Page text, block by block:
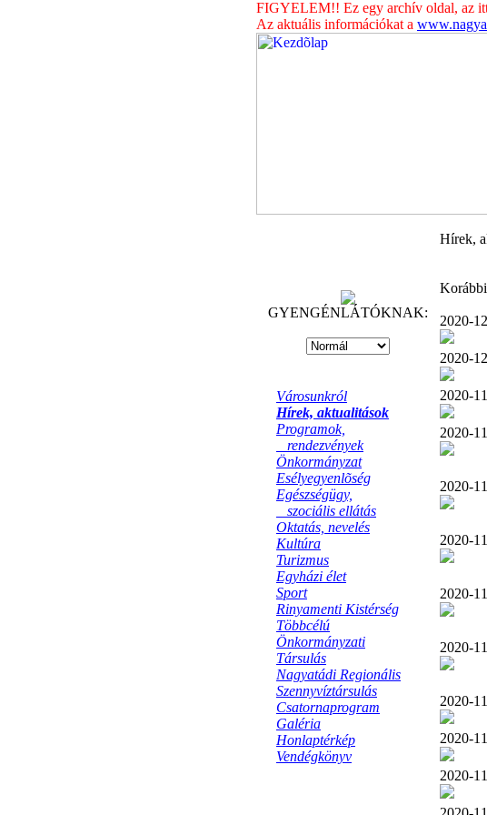
FIGYELEM!! Ez egy archív oldal, az
Az aktuális információkat a
GYENGÉNLÁTÓKNAK:
Városunkról
Hírek, aktualitások
Programok,
rendezvények
Önkormányzat
Esélyegyenlõség
Egészségügy,
szociális ellátás
Oktatás, nevelés
Kultúra
Turizmus
Egyházi élet
Sport
Rinyamenti Kistérség
Többcélú
Önkormányzati
Társulás
Nagyatádi Regionális
Szennyvíztársulás
Csatornaprogram
Galéria
Honlaptérkép
Vendégkönyv
Hírek,
2020-
2020-
2020-
2020-
2020-
2020-
2020-
2020-
2020-
2020-
2020-